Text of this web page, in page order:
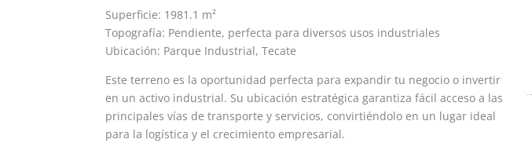
Superficie: 1981.1 m²
Topografía: Pendiente, perfecta para diversos usos industriales
Ubicación: Parque Industrial, Tecate
Este terreno es la oportunidad perfecta para expandir tu negocio o invertir
en un activo industrial. Su ubicación estratégica garantiza fácil acceso a las
principales vías de transporte y servicios, convirtiéndolo en un lugar ideal
para la logística y el crecimiento empresarial.